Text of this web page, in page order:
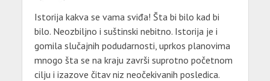
Istorija kakva se vama sviđa! Šta bi bilo kad bi
bilo. Neozbiljno i suštinski nebitno. Istorija je i
gomila slučajnih podudarnosti, uprkos planovima
mnogo šta se na kraju završi suprotno početnom
cilju i izazove čitav niz neočekivanih posledica.